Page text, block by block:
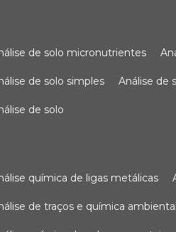
de solo micronutrientes
de solo simples análise
de solo
química de ligas metálicas
de traços e química ambiental